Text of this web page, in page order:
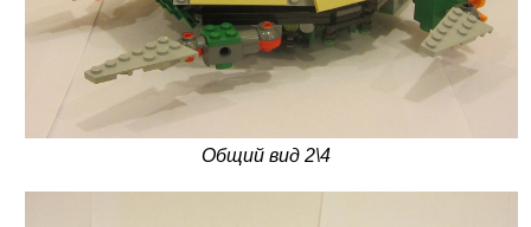
Общий вид 2\4